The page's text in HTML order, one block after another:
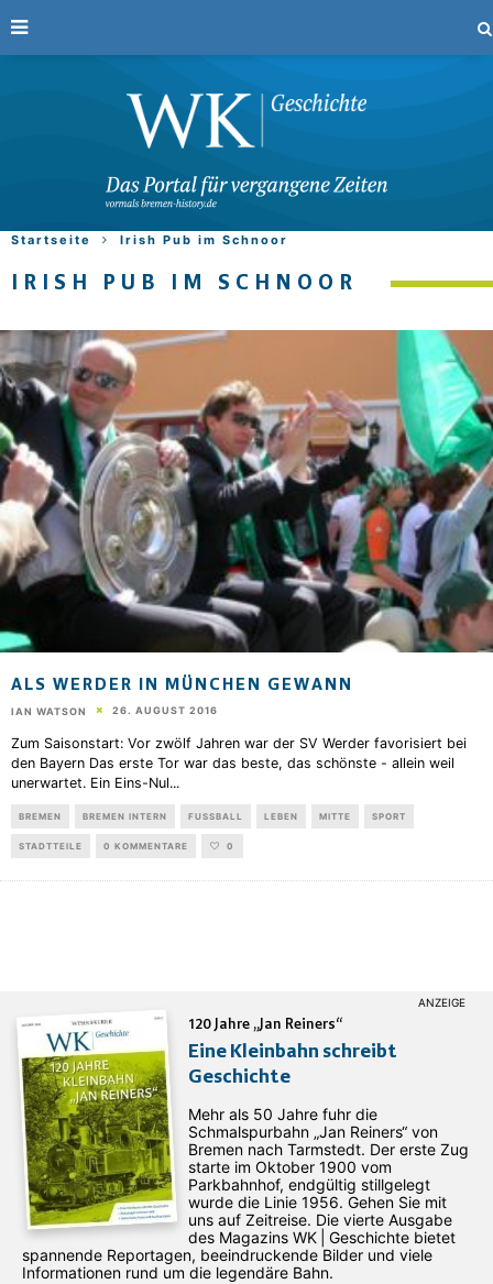
Startseite Irish Pub im Schnoor
IRISH PUB IM SCHNOOR
ALS WERDER IN MÜNCHEN GEWANN
IAN WATSON 26. AUGUST 2016
Zum Saisonstart: Vor zwölf Jahren war der SV Werder favorisiert bei
den Bayern Das erste Tor war das beste, das schönste - allein weil
unerwartet. Ein Eins-Nul...
BREMEN BREMEN INTERN FUSSBALL LEBEN MITTE SPORT
STADTTEILE 0 KOMMENTARE 0
120 Jahre „Jan Reiners“
Eine Kleinbahn schreibt
Geschichte
Mehr als 50 Jahre fuhr die
Schmalspurbahn „Jan ­Reiners“ von
Bremen nach Tarmstedt. Der erste Zug
starte im Oktober 1900 vom
Parkbahnhof, endgültig stillgelegt
wurde die Linie 1956. Gehen Sie mit
uns auf Zeitreise. Die vierte Ausgabe
des ­Magazins WK | Geschichte bietet
spannende Reportagen, beeindruckende Bilder und viele
Informationen rund um die legendäre Bahn.